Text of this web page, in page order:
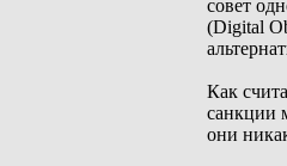
совет
(Digital
Как
санкции
они